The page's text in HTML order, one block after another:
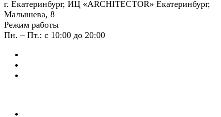
г. Екатеринбург, ИЦ «ARCHITECTOR» Екатеринбург,
Малышева, 8
Режим работы
Пн. – Пт.: с 10:00 до 20:00